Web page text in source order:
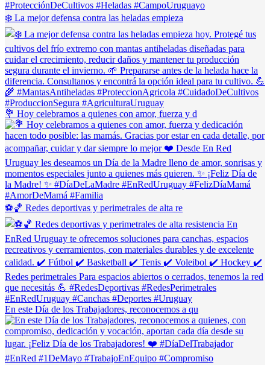
❄️ La mejor defensa contra las heladas empieza
💐 Hoy celebramos a quienes con amor, fuerza y d
⚽🏀 Redes deportivas y perimetrales de alta re
En este Día de los Trabajadores, reconocemos a qu